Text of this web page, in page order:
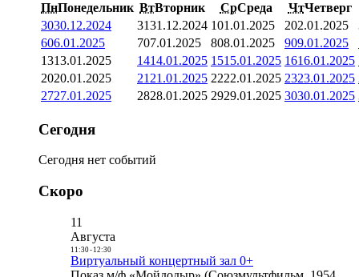
ПнПонедельник ВтВторник СрСреда ЧтЧетверг
3030.12.2024 3131.12.2024 101.01.2025 202.01.2025
606.01.2025 707.01.2025 808.01.2025 909.01.2025
1313.01.2025 1414.01.2025 1515.01.2025 1616.01.2025
2020.01.2025 21 21.01.2025 2222.01.2025 2323.01.2025
2727.01.2025 2828.01.2025 2929.01.2025 3030.01.2025
Сегодня
Сегодня нет событий
Скоро
11
Августа
11:30- 12:30
Виртуальный концертный зал 0+